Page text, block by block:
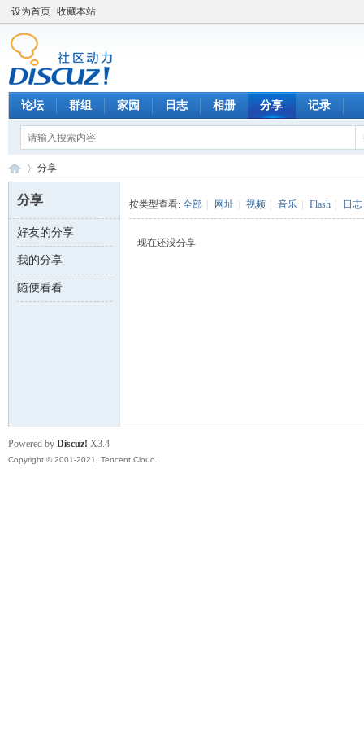
设为首页 收藏本站
论坛 群组 家园 日志 相册 分享 记录
数 ›
分享
分享
好友的分享
我的分享
随便看看
按类型查看: 全部 网址 视频 音乐 Flash 日志
现在还没分享
Powered by Discuz! X3.4
Copyright © 2001-2021, Tencent Cloud.